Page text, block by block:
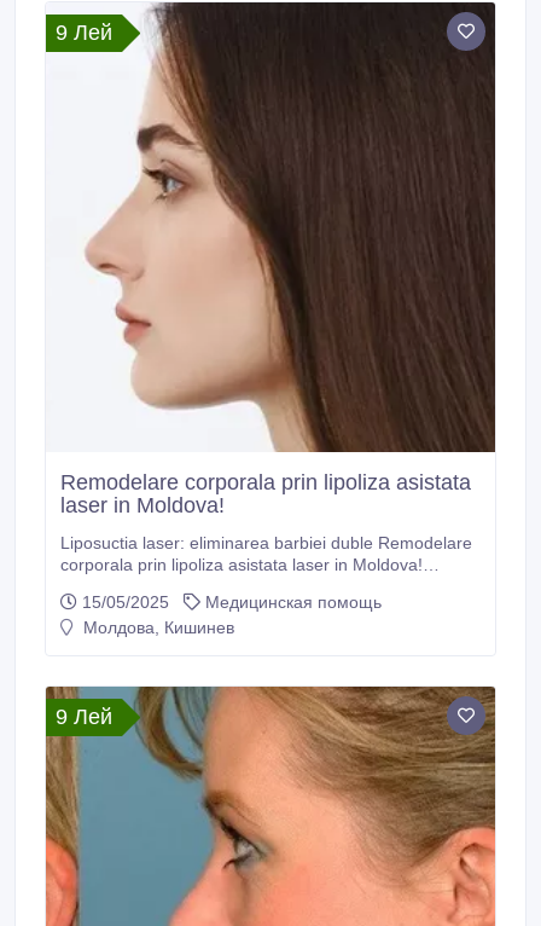
https://www.lasermed.md/ru/servicii/eliminarea-cu-
laser-a-verucilor-papiloamelor-negiilor.
9 Лей
Remodelare corporala prin lipoliza asistata
laser in Moldova!
Liposuctia laser: eliminarea barbiei duble Remodelare
corporala prin lipoliza asistata laser in Moldova!
“LaserMedMoldova”!
https://www.lasermed.md/ro/servicii/liposuctia-laser-
15/05/2025
Медицинская помощь
Молдова, Кишинев
9 Лей